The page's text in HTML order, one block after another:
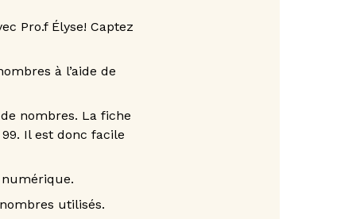
Pro.f Élyse! Captez
à l’aide de
nombres. La fiche
Il est donc facile
numérique.
utilisés.